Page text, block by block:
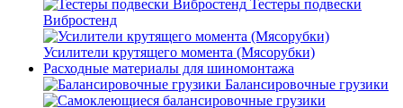
Тестеры подвески
Вибростенд
Усилители крутящего момента (Мясорубки)
Расходные материалы для шиномонтажа
Балансировочные грузики